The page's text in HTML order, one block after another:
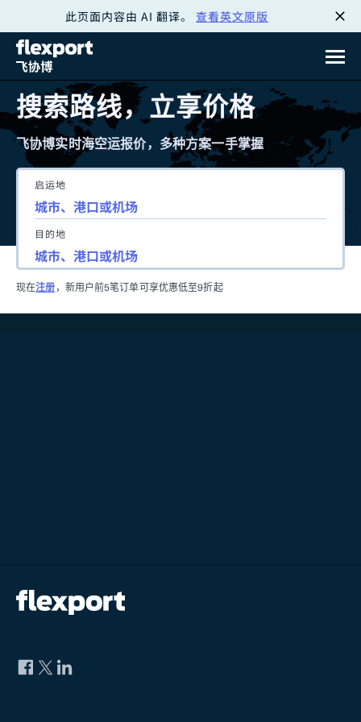
此页面内容由 AI 翻译。 查看英文原版
搜索路线，立享价格
飞协博实时海空运报价，多种方案一手掌握
启运地
目的地
现在注册 ，新用户前5笔订单可享优惠低至9折起